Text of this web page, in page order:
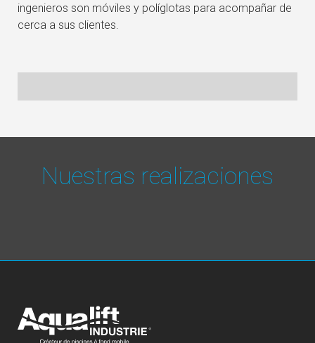
ingenieros son móviles y políglotas para acompañar de
cerca a sus clientes.
Nuestras realizaciones